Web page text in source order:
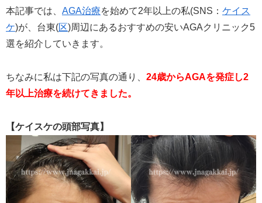
本記事では、 AGA治療を始めて2年以上の私(SNS： ケイス
ケ)が、台東(区)周辺にあるおすすめの安いAGAクリニック5
選を紹介していきます。
ちなみに私は下記の写真の通り、 24歳からAGAを発症し2
年以上治療を続けてきました。
【ケイスケの頭部写真】